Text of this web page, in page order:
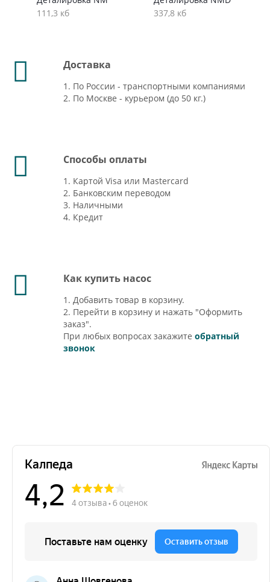
111,3 кб
337,8 кб
Доставка
1. По России - транспортными компаниями
2. По Москве - курьером (до 50 кг.)
Способы оплаты
1. Картой Visa или Mastercard
2. Банковским переводом
3. Наличными
4. Кредит
Как купить насос
1. Добавить товар в корзину.
2. Перейти в корзину и нажать "Оформить
заказ".
При любых вопросах закажите обратный
звонок